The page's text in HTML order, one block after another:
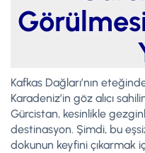
Kafkas Dağları’nın
Karadeniz’in göz alıcı
Gürcistan, kesinlikle
destinasyon. Şimdi, bu
dokunun keyfini çıkarmak